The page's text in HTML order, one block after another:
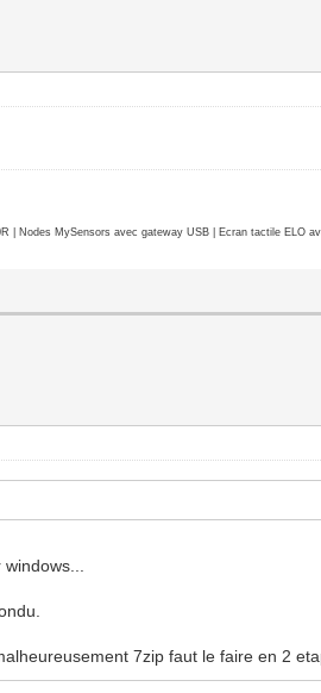
Nodes MySensors avec gateway USB | Ecran tactile ELO
7zip faut le faire en 2